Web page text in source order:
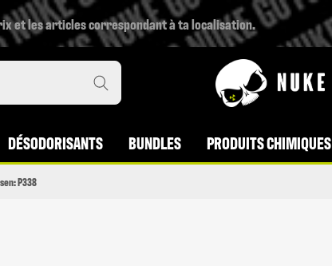
et les articles correspondant à ta localisation.
DÉSODORISANTS BUNDLES PRODUITS CHIMIQUES
P338